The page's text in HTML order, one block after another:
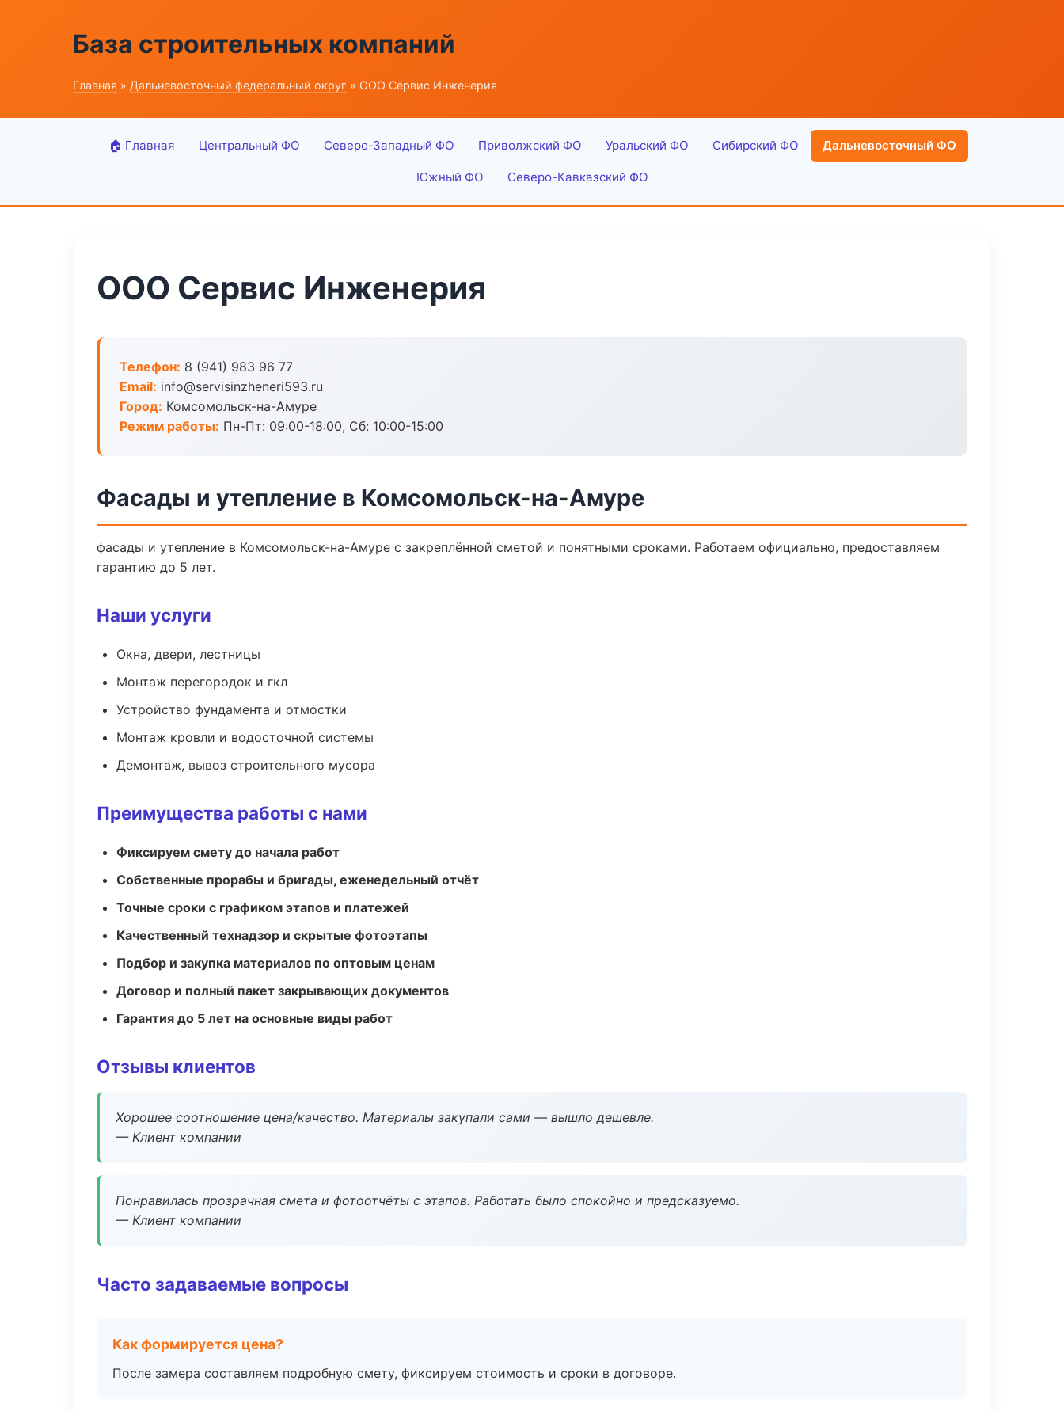
База строительных компаний
Главная » Дальневосточный федеральный округ » ООО Сервис Инженерия
🏠 Главная Центральный ФО Северо-Западный ФО Приволжский ФО Уральский ФО Сибирский ФО Дальневосточный ФО
Южный ФО Северо-Кавказский ФО
ООО Сервис Инженерия
Телефон: 8 (941) 983 96 77
Email: info@servisinzheneri593.ru
Город: Комсомольск-на-Амуре
Режим работы: Пн-Пт: 09:00-18:00, Сб: 10:00-15:00
Фасады и утепление в Комсомольск-на-Амуре
фасады и утепление в Комсомольск-на-Амуре с закреплённой сметой и понятными сроками. Работаем официально, предоставляем
гарантию до 5 лет.
Наши услуги
Окна, двери, лестницы
Монтаж перегородок и гкл
Устройство фундамента и отмостки
Монтаж кровли и водосточной системы
Демонтаж, вывоз строительного мусора
Преимущества работы с нами
Фиксируем смету до начала работ
Собственные прорабы и бригады, еженедельный отчёт
Точные сроки с графиком этапов и платежей
Качественный технадзор и скрытые фотоэтапы
Подбор и закупка материалов по оптовым ценам
Договор и полный пакет закрывающих документов
Гарантия до 5 лет на основные виды работ
Отзывы клиентов
Хорошее соотношение цена/качество. Материалы закупали сами — вышло дешевле.
— Клиент компании
Понравилась прозрачная смета и фотоотчёты с этапов. Работать было спокойно и предсказуемо.
— Клиент компании
Часто задаваемые вопросы
Как формируется цена?
После замера составляем подробную смету, фиксируем стоимость и сроки в договоре.